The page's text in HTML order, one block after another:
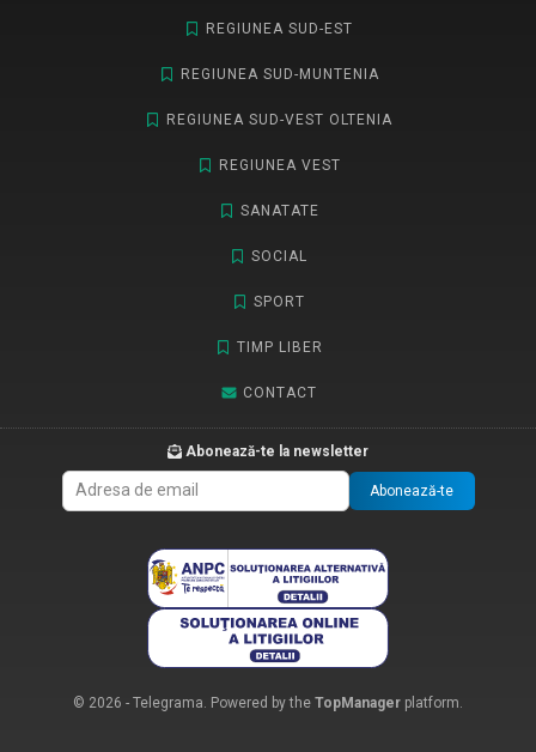
REGIUNEA SUD-EST
REGIUNEA SUD-MUNTENIA
REGIUNEA SUD-VEST OLTENIA
REGIUNEA VEST
SANATATE
SOCIAL
SPORT
TIMP LIBER
CONTACT
Abonează-te la newsletter
Abonează-te
© 2026 - Telegrama. Powered by the TopManager platform.